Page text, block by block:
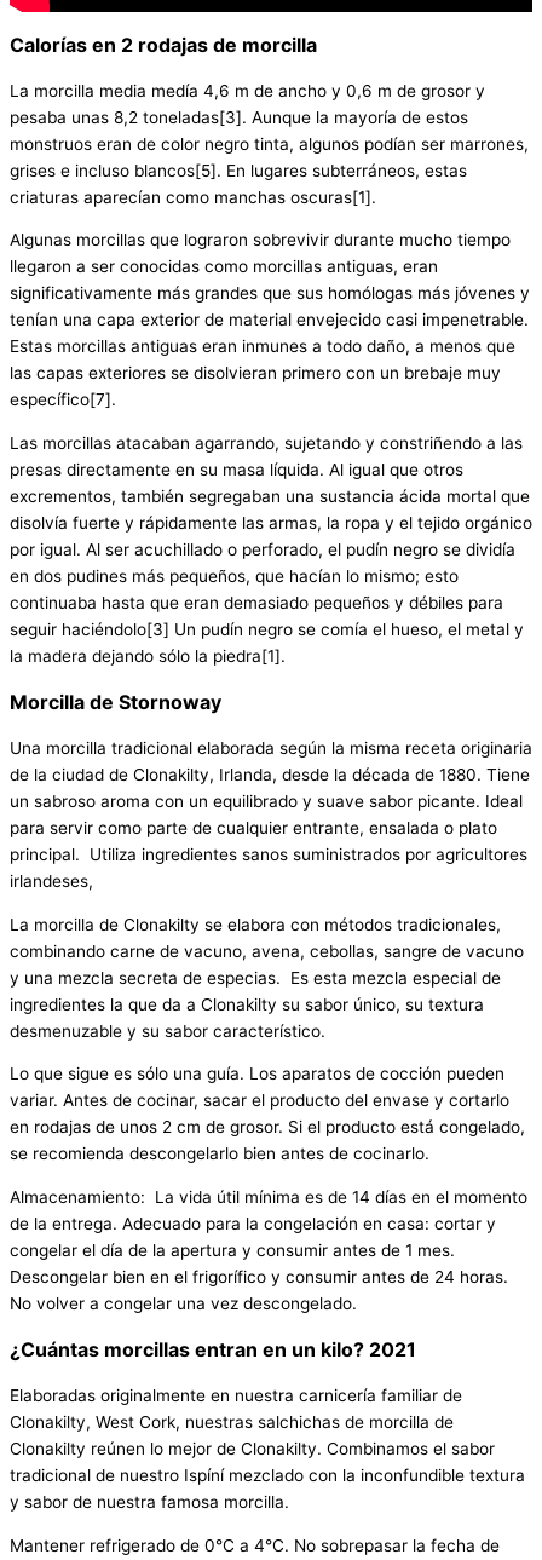
Calorías en 2 rodajas de morcilla
La morcilla media medía 4,6 m de ancho y 0,6 m de grosor y
pesaba unas 8,2 toneladas[3]. Aunque la mayoría de estos
monstruos eran de color negro tinta, algunos podían ser marrones,
grises e incluso blancos[5]. En lugares subterráneos, estas
criaturas aparecían como manchas oscuras[1].
Algunas morcillas que lograron sobrevivir durante mucho tiempo
llegaron a ser conocidas como morcillas antiguas, eran
significativamente más grandes que sus homólogas más jóvenes y
tenían una capa exterior de material envejecido casi impenetrable.
Estas morcillas antiguas eran inmunes a todo daño, a menos que
las capas exteriores se disolvieran primero con un brebaje muy
específico[7].
Las morcillas atacaban agarrando, sujetando y constriñendo a las
presas directamente en su masa líquida. Al igual que otros
excrementos, también segregaban una sustancia ácida mortal que
disolvía fuerte y rápidamente las armas, la ropa y el tejido orgánico
por igual. Al ser acuchillado o perforado, el pudín negro se dividía
en dos pudines más pequeños, que hacían lo mismo; esto
continuaba hasta que eran demasiado pequeños y débiles para
seguir haciéndolo[3] Un pudín negro se comía el hueso, el metal y
la madera dejando sólo la piedra[1].
Morcilla de Stornoway
Una morcilla tradicional elaborada según la misma receta originaria
de la ciudad de Clonakilty, Irlanda, desde la década de 1880. Tiene
un sabroso aroma con un equilibrado y suave sabor picante. Ideal
para servir como parte de cualquier entrante, ensalada o plato
principal. Utiliza ingredientes sanos suministrados por agricultores
irlandeses,
La morcilla de Clonakilty se elabora con métodos tradicionales,
combinando carne de vacuno, avena, cebollas, sangre de vacuno
y una mezcla secreta de especias. Es esta mezcla especial de
ingredientes la que da a Clonakilty su sabor único, su textura
desmenuzable y su sabor característico.
Lo que sigue es sólo una guía. Los aparatos de cocción pueden
variar. Antes de cocinar, sacar el producto del envase y cortarlo
en rodajas de unos 2 cm de grosor. Si el producto está congelado,
se recomienda descongelarlo bien antes de cocinarlo.
Almacenamiento: La vida útil mínima es de 14 días en el momento
de la entrega. Adecuado para la congelación en casa: cortar y
congelar el día de la apertura y consumir antes de 1 mes.
Descongelar bien en el frigorífico y consumir antes de 24 horas.
No volver a congelar una vez descongelado.
¿Cuántas morcillas entran en un kilo? 2021
Elaboradas originalmente en nuestra carnicería familiar de
Clonakilty, West Cork, nuestras salchichas de morcilla de
Clonakilty reúnen lo mejor de Clonakilty. Combinamos el sabor
tradicional de nuestro Ispíní mezclado con la inconfundible textura
y sabor de nuestra famosa morcilla.
Mantener refrigerado de 0°C a 4°C. No sobrepasar la fecha de